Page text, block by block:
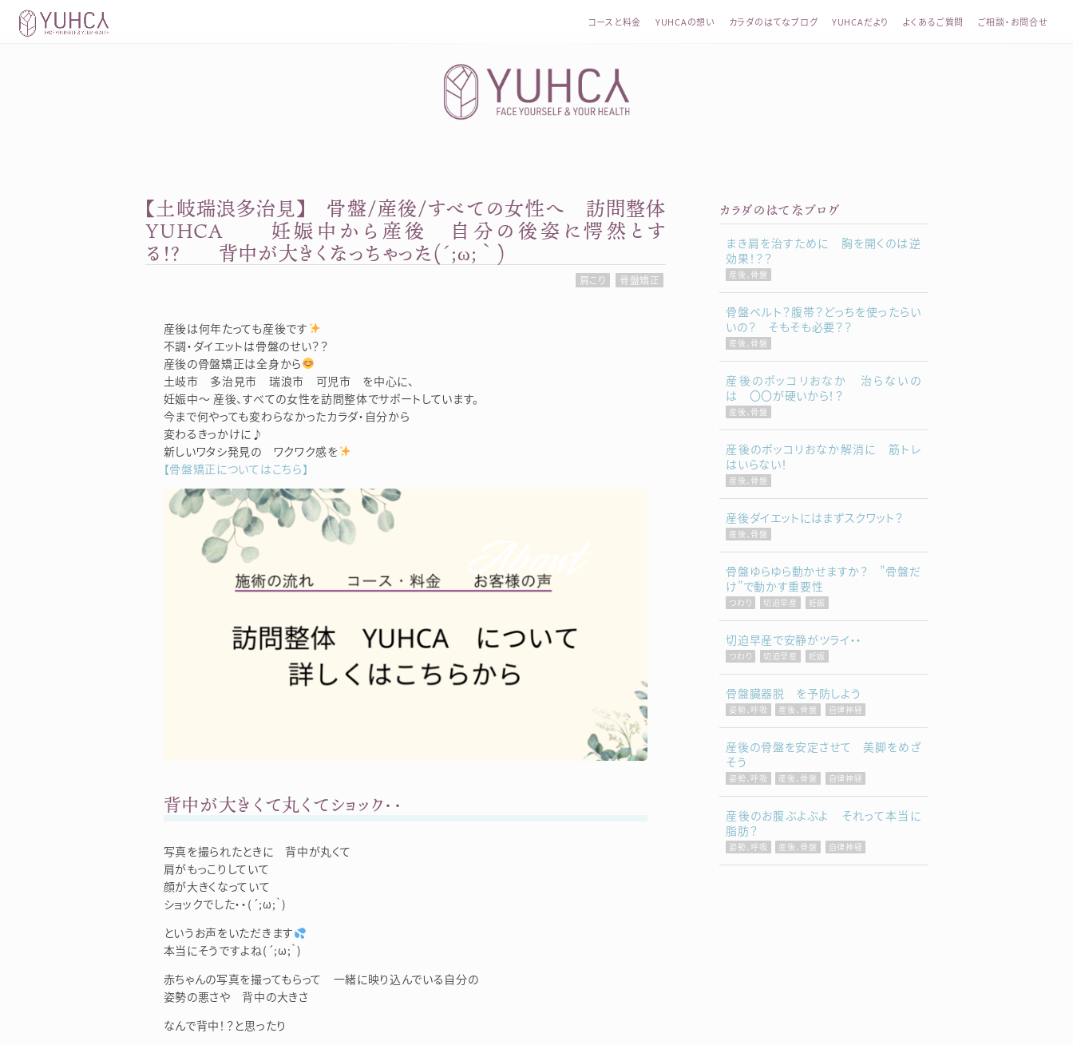
Skip
コースと料金 YUHCAの想い カラダのはてなブログ YUHCAだより よくあるご質問 ご相談・お問合せ
カラダを整え、習慣を変えて、心を前向きに。産前産後訪問整体 YUHCA（ユウカ）
【土岐瑞浪多治見】 骨盤/産後/すべての女性へ 訪問整体
YUHCA 妊娠中から産後 自分の後姿に愕然とす
る！？ 背中が大きくなっちゃった(´;ω;｀)
肩こり 骨盤矯正
産後は何年たっても産後です
不調・ダイエットは骨盤のせい？？
産後の骨盤矯正は全身から
土岐市 多治見市 瑞浪市 可児市 を中心に、
妊娠中～ 産後、すべての女性を訪問整体でサポートしています。
今まで何やっても変わらなかったカラダ・自分から
変わるきっかけに♪
新しいワタシ発見の ワクワク感を
【骨盤矯正についてはこちら】
背中が大きくて丸くてショック・・
写真を撮られたときに 背中が丸くて
肩がもっこりしていて
顔が大きくなっていて
ショックでした・・(´;ω;｀)
というお声をいただきます
本当にそうですよね(´;ω;｀)
赤ちゃんの写真を撮ってもらって 一緒に映り込んでいる自分の
姿勢の悪さや 背中の大きさ
なんで背中！？と思ったり
カラダのはてなブログ
まき肩を治すために 胸を開くのは逆
効果！？？
産後、骨盤
骨盤ベルト？腹帯？どっちを使ったらい
いの？ そもそも必要？？
産後、骨盤
産後のポッコリおなか 治らないの
は 〇〇が硬いから！？
産後、骨盤
産後のポッコリおなか解消に 筋トレ
はいらない！
産後、骨盤
産後ダイエットにはまずスクワット？
産後、骨盤
骨盤ゆらゆら動かせますか？ ”骨盤だ
け”で動かす重要性
つわり 切迫早産 妊娠
切迫早産で安静がツライ・・
つわり 切迫早産 妊娠
骨盤臓器脱 を予防しよう
姿勢、呼吸 産後、骨盤 自律神経
産後の骨盤を安定させて 美脚をめざ
そう
姿勢、呼吸 産後、骨盤 自律神経
産後のお腹ぶよぶよ それって本当に
脂肪？
姿勢、呼吸 産後、骨盤 自律神経